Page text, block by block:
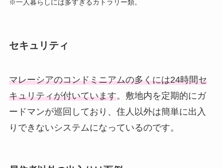
※一人暮らしには多すぎるカトラリー類。
セキュリティ
マレーシアのコンドミニアムの多くには24時間セ
キュリティが付いています。敷地内を定期的にガ
ードマンが巡回しており、住人以外は簡単に出入
りできないシステムになっているのです。